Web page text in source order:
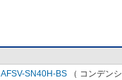
AFSV-SN40H-BS （ コンデン